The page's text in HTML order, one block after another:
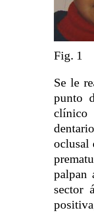
Fig. 1
Se le
punto
clínico
oclusal
palpan
sector